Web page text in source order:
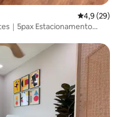
4,9 de uma
4,9 (29)
｜5pax Estacionamento